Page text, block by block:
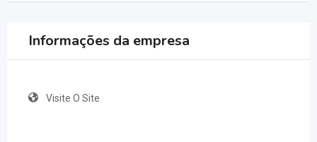
Informações da empresa
Visite O Site